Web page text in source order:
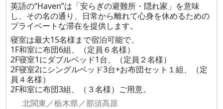
英語の“Haven”は「安らぎの避難所・隠れ家」を意味
し、その名の通り、日常から離れて心身を休めるための
プライベートな滞在を提供します。
寝室は最大15名様まで宿泊可能で、
1F和室に布団6組、（定員６名様）
2F寝室1にダブルベッド1台、（定員２名様）
2F寝室2にシングルベッド3台+お布団セット１組、（定
員４名様）
2F和室に布団3組、（３名様）ご用意。
北関東／栃木県／那須高原